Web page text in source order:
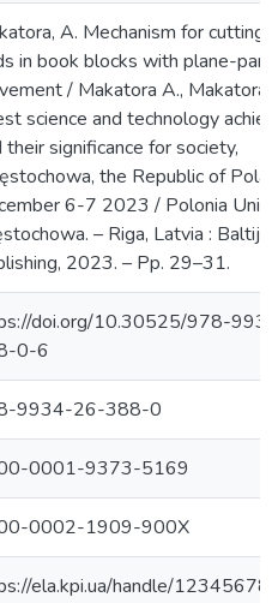
A. Mechanism for cutting
in book blocks with plane-
/ Makatora A., Makatora
science and technology
their significance for society,
the Republic of
6-7 2023 / Polonia
– Riga, Latvia : Baltija
2023. – Pp. 29–31.
doi.org/10.30525/978-
0-6
9934-26-388-0
0001-9373-5169
0002-1909-900X
ela.kpi.ua/handle/